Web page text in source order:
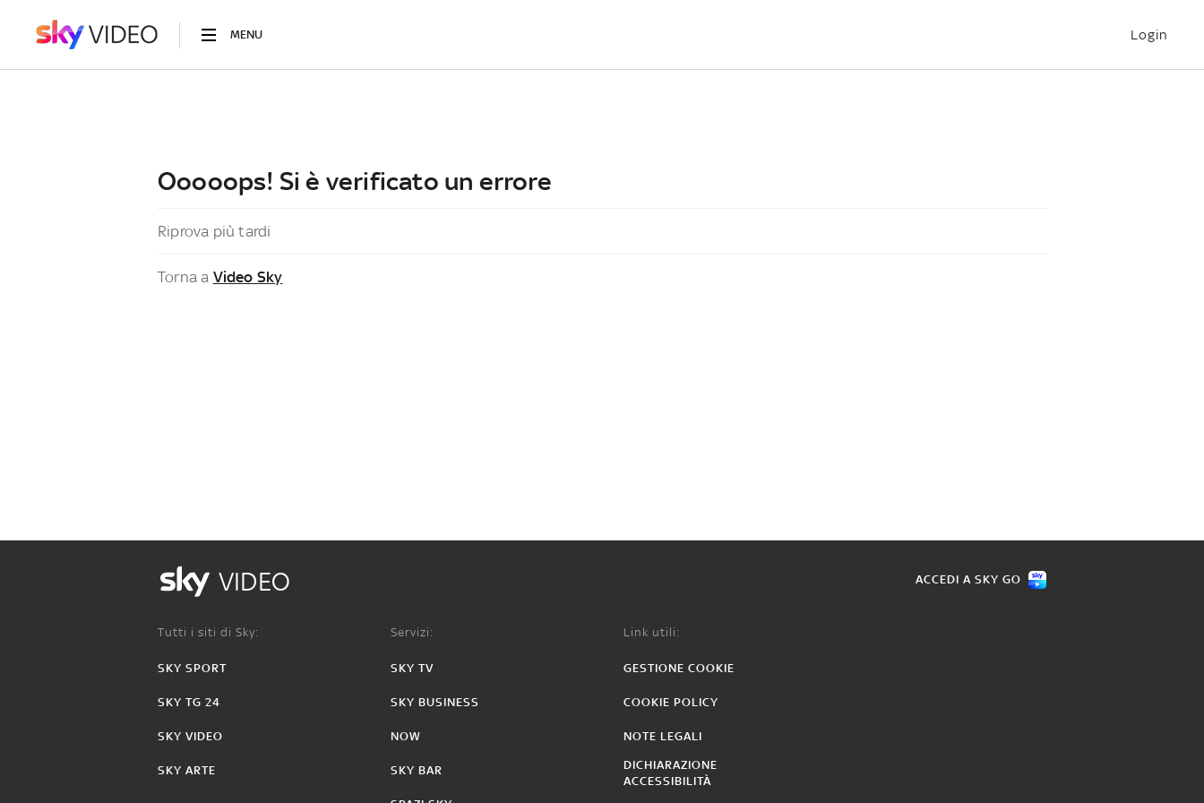
MENU Login
Ooooops! Si è verificato un errore
Riprova più tardi
Torna a Video Sky
VIDEO ACCEDI A SKY GO
Tutti i siti di Sky:
SKY SPORT
SKY TG 24
SKY VIDEO
SKY ARTE
Servizi:
SKY TV
SKY BUSINESS
NOW
SKY BAR
Link utili:
GESTIONE COOKIE
COOKIE POLICY
NOTE LEGALI
DICHIARAZIONE
ACCESSIBILITÀ